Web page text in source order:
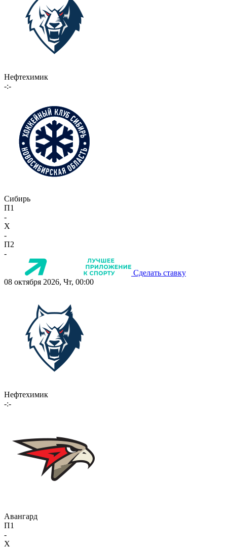
Нефтехимик
-:-
Сибирь
П1
-
X
-
П2
-
Сделать ставку
08 октября 2026, Чт, 00:00
Нефтехимик
-:-
Авангард
П1
-
X